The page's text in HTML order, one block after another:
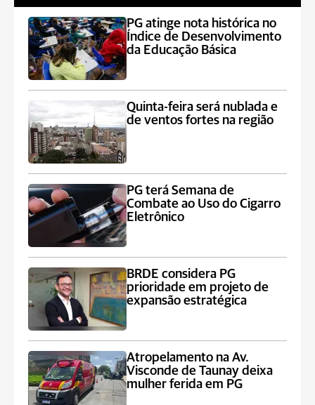
PG atinge nota histórica no
Índice de Desenvolvimento
da Educação Básica
Quinta-feira será nublada e
de ventos fortes na região
PG terá Semana de
Combate ao Uso do Cigarro
Eletrônico
BRDE considera PG
prioridade em projeto de
expansão estratégica
Atropelamento na Av.
Visconde de Taunay deixa
mulher ferida em PG